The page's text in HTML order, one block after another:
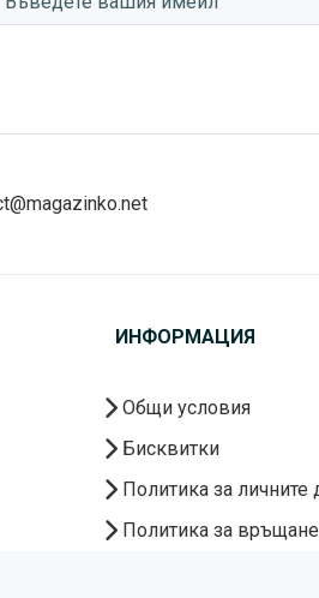
ИНФОРМАЦИЯ
Общи условия
Бисквитки
Политика за личните
Политика за